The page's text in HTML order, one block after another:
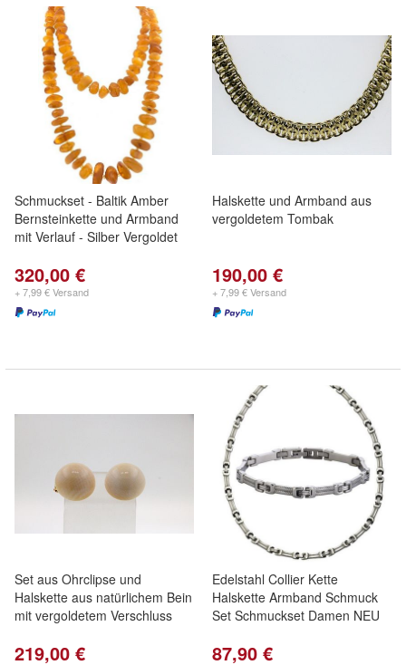
Schmuckset - Baltik Amber
Bernsteinkette und Armband
mit Verlauf - Silber Vergoldet
320,00 €
+ 7,99 € Versand
Halskette und Armband aus
vergoldetem Tombak
190,00 €
+ 7,99 € Versand
Set aus Ohrclipse und
Halskette aus natürlichem Bein
mit vergoldetem Verschluss
219,00 €
Edelstahl Collier Kette
Halskette Armband Schmuck
Set Schmuckset Damen NEU
87,90 €